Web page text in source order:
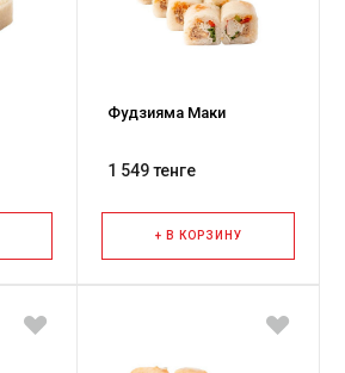
Фудзияма Маки
1 549 тенге
+ В КОРЗИНУ